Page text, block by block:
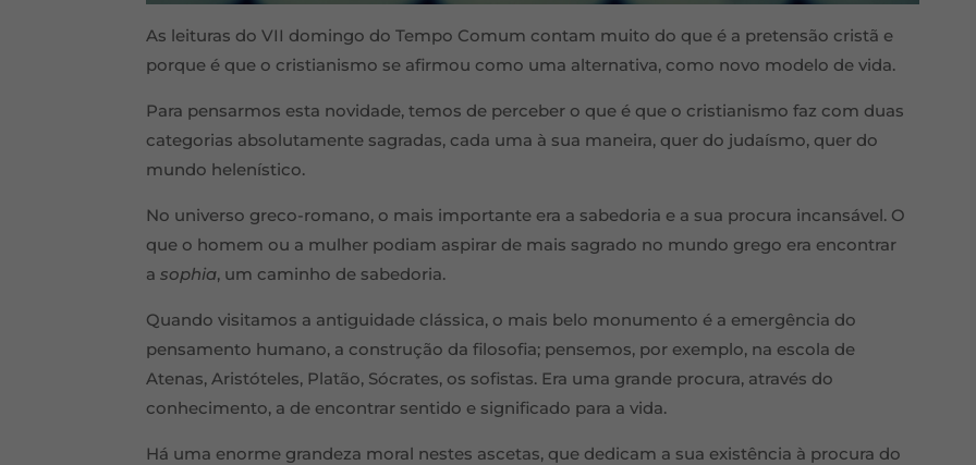
As leituras do VII domingo do Tempo Comum contam muito do que é a pretensão cristã e
porque é que o cristianismo se afirmou como uma alternativa, como novo modelo de vida.
Para pensarmos esta novidade, temos de perceber o que é que o cristianismo faz com duas
categorias absolutamente sagradas, cada uma à sua maneira, quer do judaísmo, quer do
mundo helenístico.
No universo greco-romano, o mais importante era a sabedoria e a sua procura incansável. O
que o homem ou a mulher podiam aspirar de mais sagrado no mundo grego era encontrar
asophia, um caminho de sabedoria.
Quando visitamos a antiguidade clássica, o mais belo monumento é a emergência do
pensamento humano, a construção da filosofia; pensemos, por exemplo, na escola de
Atenas, Aristóteles, Platão, Sócrates, os sofistas. Era uma grande procura, através do
conhecimento, a de encontrar sentido e significado para a vida.
Há uma enorme grandeza moral nestes ascetas, que dedicam a sua existência à procura do